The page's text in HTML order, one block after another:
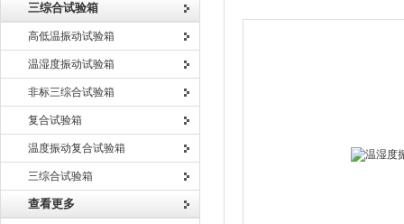
三综合试验箱
高低温振动试验箱
温湿度振动试验箱
非标三综合试验箱
复合试验箱
温度振动复合试验箱
三综合试验箱
查看更多